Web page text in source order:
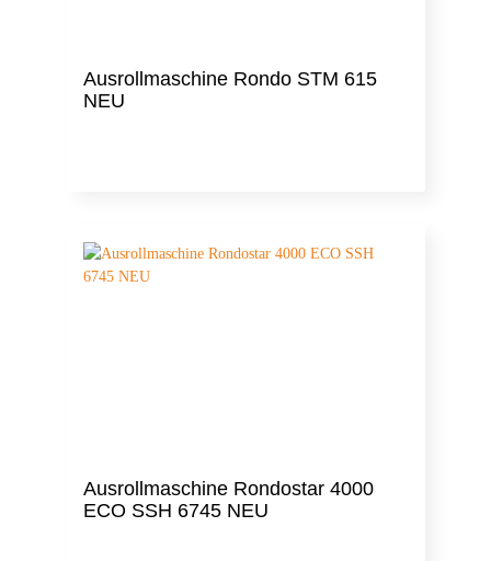
Ausrollmaschine Rondo STM 615
NEU
Ausrollmaschine Rondostar 4000
ECO SSH 6745 NEU